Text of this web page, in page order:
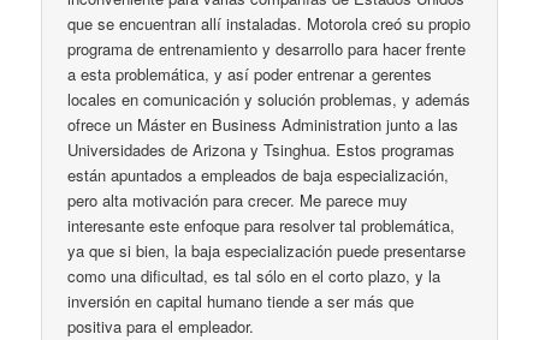
que se encuentran allí instaladas. Motorola creó su propio
programa de entrenamiento y desarrollo para hacer frente
a esta problemática, y así poder entrenar a gerentes
locales en comunicación y solución problemas, y además
ofrece un Máster en Business Administration junto a las
Universidades de Arizona y Tsinghua. Estos programas
están apuntados a empleados de baja especialización,
pero alta motivación para crecer. Me parece muy
interesante este enfoque para resolver tal problemática,
ya que si bien, la baja especialización puede presentarse
como una dificultad, es tal sólo en el corto plazo, y la
inversión en capital humano tiende a ser más que
positiva para el empleador.